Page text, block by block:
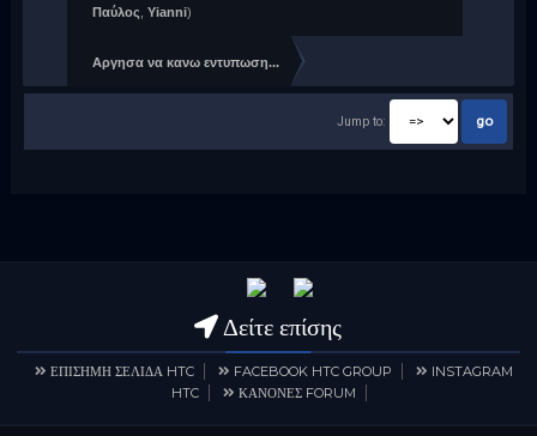
Παύλος ,Yianni)
Αργησα να κανω εντυπωση...
Jump to:
Δείτε επίσης
ΕΠΙΣΗΜΗ ΣΕΛΙΔΑ HTC FACEBOOK HTC GROUP
INSTAGRAM
HTC
ΚΑΝΟΝΕΣ FORUM